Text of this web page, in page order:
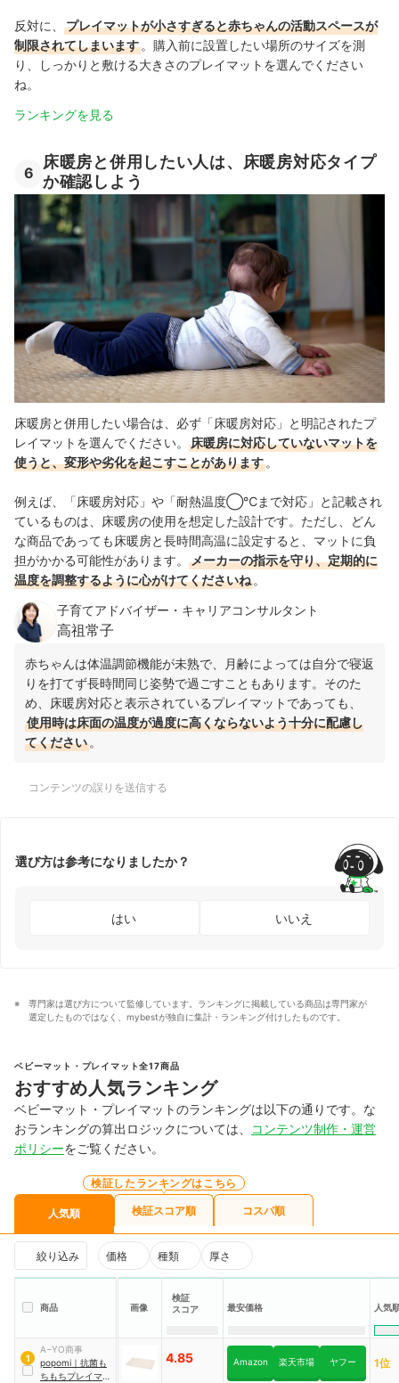
反対に、
プレイマットが小さすぎると赤ちゃんの活動スペースが
制限されてしまいます 。購入前に設置したい場所のサイズを測
り、しっかりと敷ける大きさのプレイマットを選んでください
ね。
ランキングを見る
6
床暖房と併用したい人は、床暖房対応タイプ
か確認しよう
床暖房と併用したい場合は、必ず「床暖房対応」と明記されたプ
レイマットを選んでください。
床暖房に対応していないマットを
使うと、変形や劣化を起こすことがあります 。
例えば、「床暖房対応」や「耐熱温度◯℃まで対応」と記載され
ているものは、床暖房の使用を想定した設計です。ただし、どん
な商品であっても床暖房と長時間高温に設定すると、マットに負
担がかかる可能性があります。
メーカーの指示を守り、定期的に
温度を調整するように心がけてくださいね 。
子育てアドバイザー・キャリアコンサルタント
高祖常子
赤ちゃんは体温調節機能が未熟で、月齢によっては自分で寝返
りを打てず長時間同じ姿勢で過ごすこともあります。そのた
め、床暖房対応と表示されているプレイマットであっても、
使用時は床面の温度が過度に高くならないよう十分に配慮し
てください 。
コンテンツの誤りを送信する
選び方は参考になりましたか？
はい いいえ
専門家は選び方について監修しています。ランキングに掲載している商品は専門家が
選定したものではなく、mybestが独自に集計・ランキング付けしたものです。
ベビーマット・プレイマット全17商品
おすすめ人気ランキング
ベビーマット・プレイマットのランキングは以下の通りです。な
おランキングの算出ロジックについては、
コンテンツ制作・運営
ポリシーをご覧ください。
人気順
検証したランキングはこちら
検証スコア順 コスパ順
絞り込み 価格 種類 厚さ
商品 画像
検証
スコア
最安価格 人気
1
A−YO商事
popomi ｜ 抗菌も
ちもちプレイマッ
4.85 Amazon 楽天市場 ヤフー 1位